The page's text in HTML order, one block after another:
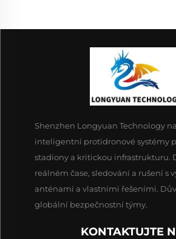
Shenzhen Longyuan Technology
inteligentní protidronové systémy
stadiony a kritickou infrastrukturu.
reálném čase, sledování a rušení s
anténami a vlastními řešeními.
globální bezpečnostní týmy.
KONTAKTUJTE